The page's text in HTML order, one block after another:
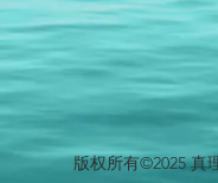
版权所有©2025 真